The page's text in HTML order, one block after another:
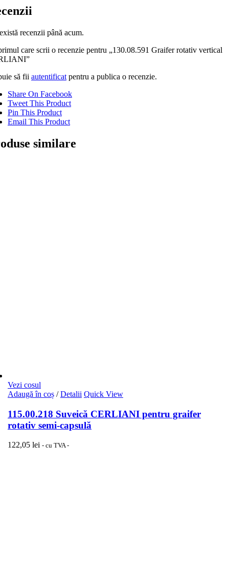
recenzii până acum.
care scrii o recenzie pentru „130.08.591 Graifer rotativ vertical
să fii autentificat pentru a publica o recenzie.
Share On Facebook
Tweet This Product
Pin This Product
Email This Product
similare
Vezi cosul
Adaugă în coș / Detalii Quick View
115.00.218 Suveică CERLIANI pentru graifer
rotativ semi-capsulă
122,05 lei - cu TVA -